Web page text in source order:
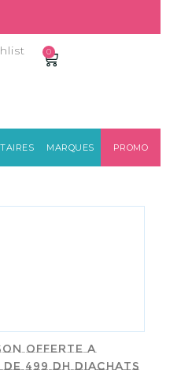
0
MARQUES PROMO
offerte a
499 dh d'achats